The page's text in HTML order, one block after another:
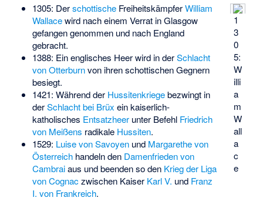
1
3
0
5:
W
illi
a
m
W
all
a
c
e
1305: DerschottischeFreiheitskämpferWilliam
Wallacewird nach einem Verrat in Glasgow
gefangen genommen und nach England
gebracht.
1388: Ein englisches Heer wird in derSchlacht
von Otterburnvon ihren schottischen Gegnern
besiegt.
1421: Während der Hussitenkriegebezwingt in
derSchlacht bei Brüx ein kaiserlich-
katholisches Entsatzheerunter Befehl Friedrich
von Meißens radikale Hussiten.
1529: Luise von Savoyenund Margarethe von
Österreichhandeln den Damenfrieden von
Cambraiaus und beenden so den Krieg der Liga
von Cognaczwischen Kaiser Karl V. und Franz
I. von Frankreich.